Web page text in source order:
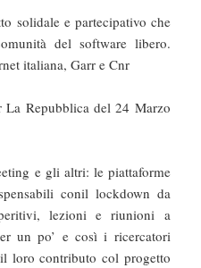
solidale e partecipativo che
del software libero.
italiana, Garr e Cnr
La Repubblica del 24 Marzo
e gli altri: le piattaforme
conil lockdown da
lezioni e riunioni a
un po’ e così i ricercatori
loro contributo col progetto